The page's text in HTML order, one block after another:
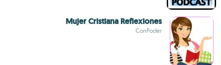
Mujer Cristiana Reflexiones
ConPoder